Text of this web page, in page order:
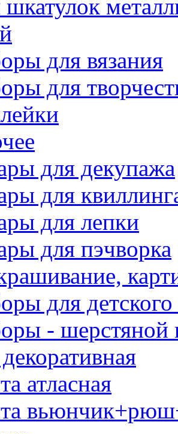
для вязания
для
для декупажа
для
для лепки
для пэчворка
для
- шерстяной
атласная